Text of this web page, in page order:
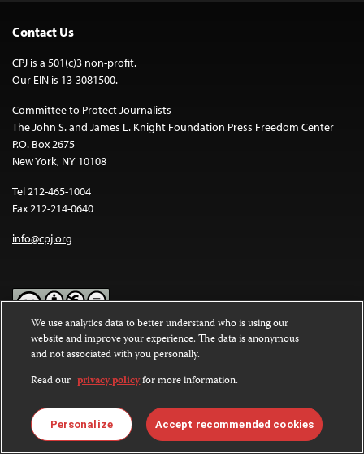
Contact Us
CPJ is a 501(c)3 non-profit.
Our EIN is 13-3081500.
Committee to Protect Journalists
The John S. and James L. Knight Foundation Press Freedom Center
P.O. Box 2675
New York, NY 10108
Tel 212-465-1004
Fax 212-214-0640
info@cpj.org
Except where noted, text on this website is licensed under a
Commons Attribution-NonCommercial-NoDerivatives 4.0
International License.
Images and other media are not covered by the Creative Commons
license. For more information about permissions, see ourFAQs
We use analytics data to better understand who is using our
website and improve your experience. The data is anonymous
and not associated with you personally.
Read our privacy policyfor more information.
Personalize Accept recommended cookies